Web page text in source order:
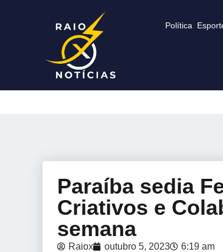
Política
Paraíba sedia
Criativos e
semana
Raiox outubro 5, 2023 6:19 am